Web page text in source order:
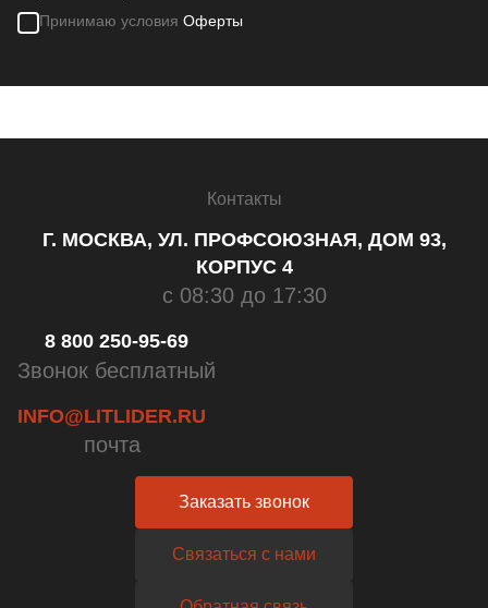
Принимаю условия Оферты
Контакты
Г. МОСКВА, УЛ. ПРОФСОЮЗНАЯ, ДОМ 93,
КОРПУС 4
с 08:30 до 17:30
8 800 250-95-69
Звонок бесплатный
INFO@LITLIDER.RU
почта
Заказать звонок
Связаться с нами